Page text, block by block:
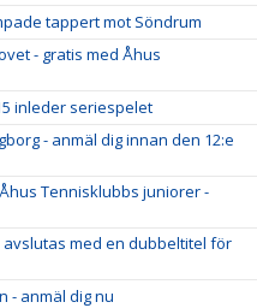
tappert mot Söndrum
- gratis med Åhus
inleder seriespelet
- anmäl dig innan den 12:e
Tennisklubbs juniorer -
med en dubbeltitel för
- anmäl dig nu